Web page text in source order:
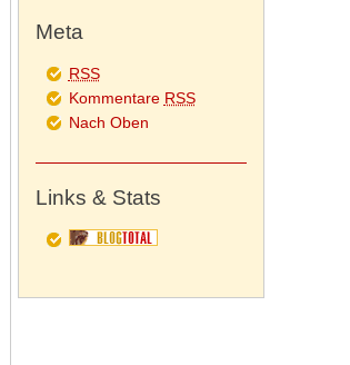
Meta
RSS
Kommentare RSS
Nach Oben
Links & Stats